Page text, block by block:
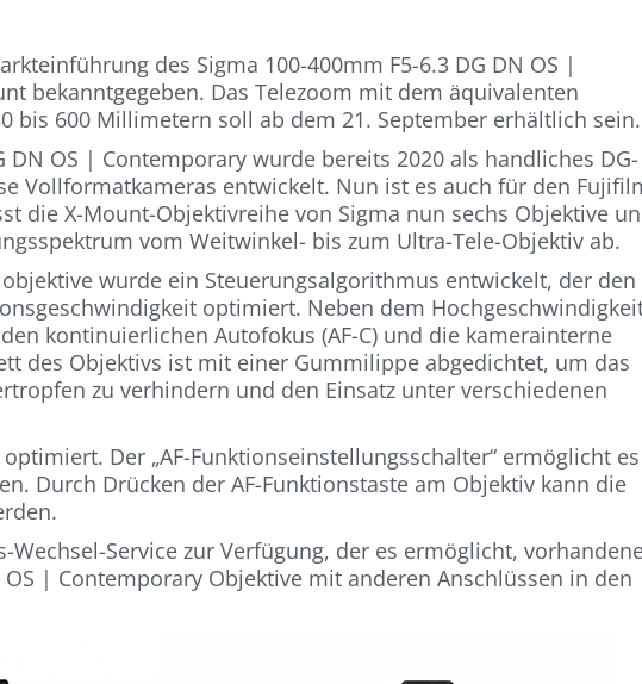
des Sigma 100-400mm F5-6.3 DG DN OS |
bekanntgegeben. Das Telezoom mit dem äquivalenten
bis 600 Millimetern soll ab dem 21. September erhältlich sein.
DN OS | Contemporary wurde bereits 2020 als handliches DG-
Vollformatkameras entwickelt. Nun ist es auch für den
die X-Mount-Objektivreihe von Sigma nun sechs Objektive
vom Weitwinkel- bis zum Ultra-Tele-Objektiv ab.
wurde ein Steuerungsalgorithmus entwickelt, der den
optimiert. Neben dem
kontinuierlichen Autofokus (AF-C) und die kamerainterne
des Objektivs ist mit einer Gummilippe abgedichtet, um das
zu verhindern und den Einsatz unter verschiedenen
Der „AF-Funktionseinstellungsschalter“ ermöglicht es
Durch Drücken der AF-Funktionstaste am Objektiv kann die
Wechsel-Service zur Verfügung, der es ermöglicht,
OS | Contemporary Objektive mit anderen Anschlüssen in den